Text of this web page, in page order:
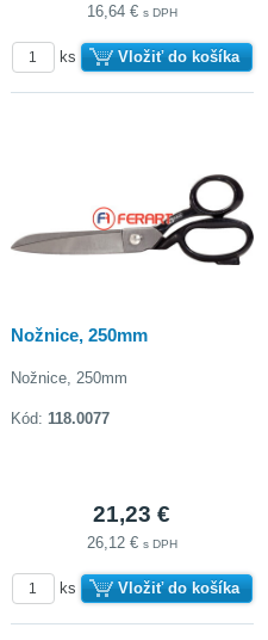
16,64 € s DPH
ks Vložiť do košíka
Nožnice, 250mm
Nožnice, 250mm
Kód: 118.0077
21,23 €
26,12 € s DPH
ks Vložiť do košíka